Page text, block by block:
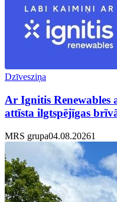
Dzīvesziņa
Ar Ignitis Renewables
attīsta ilgtspējīgas
MRS grupa04.08.20261